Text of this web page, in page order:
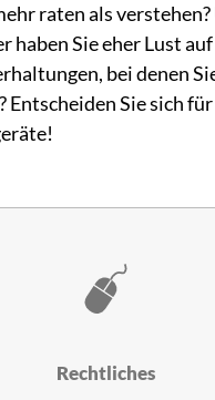
raten als verstehen?
haben Sie eher Lust auf
bei denen
Sie sich
Rechtliches